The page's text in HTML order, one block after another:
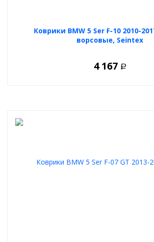
Коврики BMW 5 Ser F-10 2010-
ворсовые, Seintex
4 167 Р